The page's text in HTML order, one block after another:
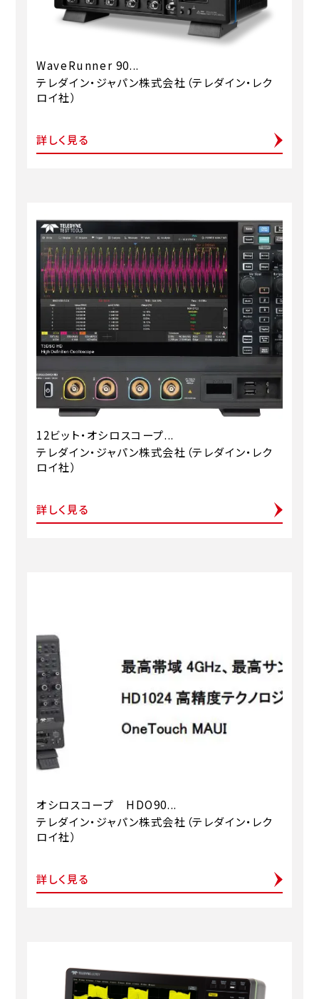
WaveRunner 90...
テレダイン・ジャパン株式会社（テレダイン・レク
ロイ社）
詳しく見る
12ビット・オシロスコープ...
テレダイン・ジャパン株式会社（テレダイン・レク
ロイ社）
詳しく見る
オシロスコープ HDO90...
テレダイン・ジャパン株式会社（テレダイン・レク
ロイ社）
詳しく見る